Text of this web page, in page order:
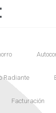
Radiante
Facturación